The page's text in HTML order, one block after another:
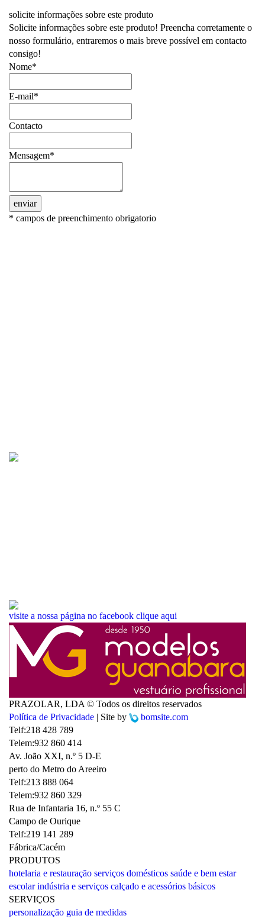
solicite informações sobre este produto
Solicite informações sobre este produto! Preencha corretamente o
nosso formulário, entraremos o mais breve possível em contacto
consigo!
Nome*
E-mail*
Contacto
Mensagem*
enviar
* campos de preenchimento obrigatorio
visite a nossa página no facebook clique aqui
PRAZOLAR, LDA © Todos os direitos reservados
Política de Privacidade | Site by
bomsite.com
Telf:218 428 789
Telem:932 860 414
Av. João XXI, n.º 5 D-E
perto do Metro do Areeiro
Telf:213 888 064
Telem:932 860 329
Rua de Infantaria 16, n.º 55 C
Campo de Ourique
Telf:219 141 289
Fábrica/Cacém
PRODUTOS
hotelaria e restauração serviços domésticos saúde e bem estar
escolar indústria e serviços calçado e acessórios básicos
SERVIÇOS
personalização guia de medidas